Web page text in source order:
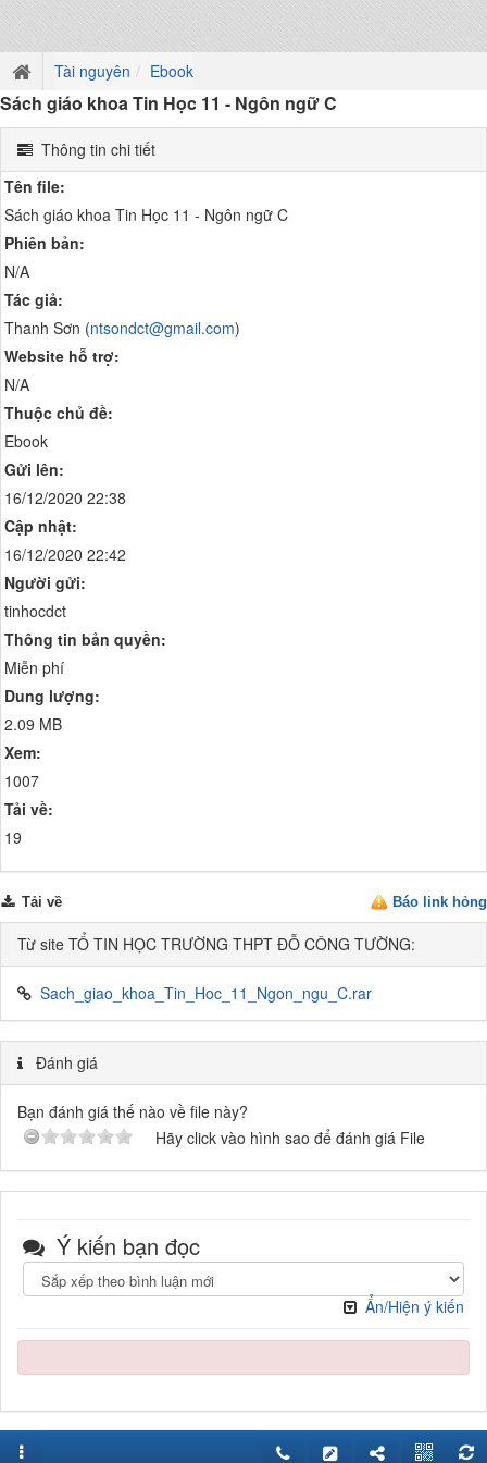
Tài nguyên Ebook
Sách giáo khoa Tin Học 11 - Ngôn ngữ C
Thông tin chi tiết
Tên file:
Sách giáo khoa Tin Học 11 - Ngôn ngữ C
Phiên bản:
N/A
Tác giả:
Thanh Sơn (ntsondct@gmail.com)
Website hỗ trợ:
N/A
Thuộc chủ đề:
Ebook
Gửi lên:
16/12/2020 22:38
Cập nhật:
16/12/2020 22:42
Người gửi:
tinhocdct
Thông tin bản quyền:
Miễn phí
Dung lượng:
2.09 MB
Xem:
1007
Tải về:
19
Báo link hỏng
Tải về
Từ site TỔ TIN HỌC TRƯỜNG THPT ĐỖ CÔNG TƯỜNG:
Sach_giao_khoa_Tin_Hoc_11_Ngon_ngu_C.rar
Đánh giá
Bạn đánh giá thế nào về file này?
Hãy click vào hình sao để đánh giá File
Ý kiến bạn đọc
Ẩn/Hiện ý kiến